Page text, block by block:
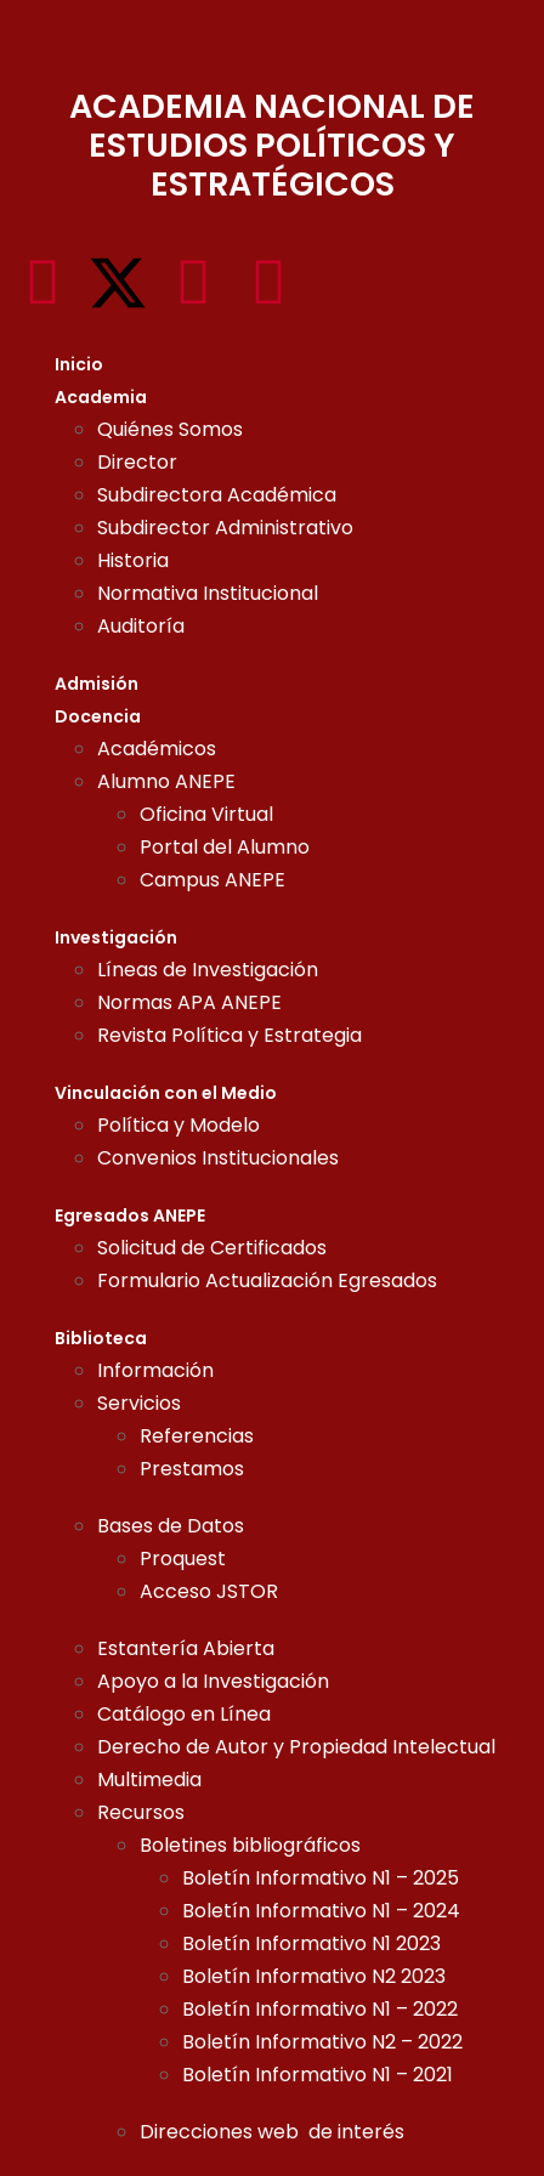
ACADEMIA NACIONAL DE
ESTUDIOS POLÍTICOS Y
ESTRATÉGICOS
Inicio
Academia
Quiénes Somos
Director
Subdirectora Académica
Subdirector Administrativo
Historia
Normativa Institucional
Auditoría
Admisión
Docencia
Académicos
Alumno ANEPE
Oficina Virtual
Portal del Alumno
Campus ANEPE
Investigación
Líneas de Investigación
Normas APA ANEPE
Revista Política y Estrategia
Vinculación con el Medio
Política y Modelo
Convenios Institucionales
Egresados ANEPE
Solicitud de Certificados
Formulario Actualización Egresados
Biblioteca
Información
Servicios
Referencias
Prestamos
Bases de Datos
Proquest
Acceso JSTOR
Estantería Abierta
Apoyo a la Investigación
Catálogo en Línea
Derecho de Autor y Propiedad Intelectual
Multimedia
Recursos
Boletines bibliográficos
Boletín Informativo N1 – 2025
Boletín Informativo N1 – 2024
Boletín Informativo N1 2023
Boletín Informativo N2 2023
Boletín Informativo N1 – 2022
Boletín Informativo N2 – 2022
Boletín Informativo N1 – 2021
Direcciones web de interés